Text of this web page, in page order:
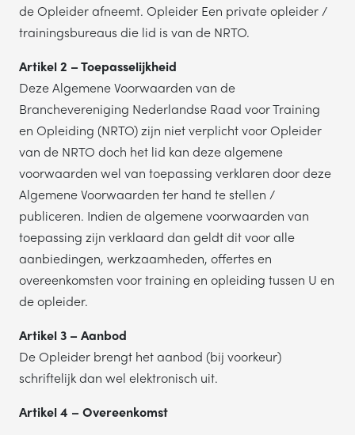
de Opleider afneemt. Opleider Een private opleider /
trainingsbureaus die lid is van de NRTO.
Artikel 2 – Toepasselijkheid
Deze Algemene Voorwaarden van de
Branchevereniging Nederlandse Raad voor Training
en Opleiding (NRTO) zijn niet verplicht voor Opleider
van de NRTO doch het lid kan deze algemene
voorwaarden wel van toepassing verklaren door deze
Algemene Voorwaarden ter hand te stellen /
publiceren. Indien de algemene voorwaarden van
toepassing zijn verklaard dan geldt dit voor alle
aanbiedingen, werkzaamheden, offertes en
overeenkomsten voor training en opleiding tussen U en
de opleider.
Artikel 3 – Aanbod
De Opleider brengt het aanbod (bij voorkeur)
schriftelijk dan wel elektronisch uit.
Artikel 4 – Overeenkomst